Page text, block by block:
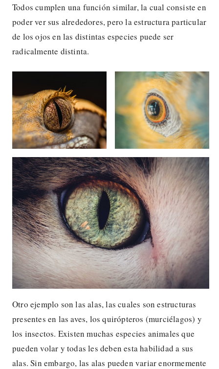
Todos cumplen una función similar, la cual consiste en
poder ver sus alrededores, pero la estructura particular
de los ojos en las distintas especies puede ser
radicalmente distinta.
Otro ejemplo son las alas, las cuales son estructuras
presentes en las aves, los quirópteros (murciélagos) y
los insectos. Existen muchas especies animales que
pueden volar y todas les deben esta habilidad a sus
alas. Sin embargo, las alas pueden variar enormemente